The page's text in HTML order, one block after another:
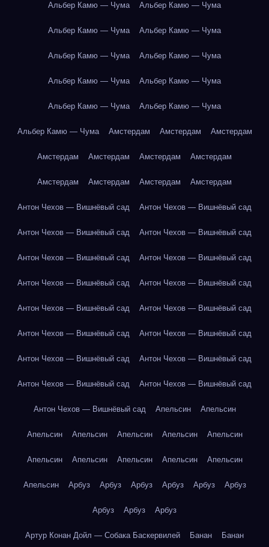
Альбер Камю — Чума Альбер Камю — Чума
Альбер Камю — Чума Альбер Камю — Чума
Альбер Камю — Чума Альбер Камю — Чума
Альбер Камю — Чума Альбер Камю — Чума
Альбер Камю — Чума Альбер Камю — Чума
Альбер Камю — Чума Амстердам Амстердам Амстердам
Амстердам Амстердам Амстердам Амстердам
Амстердам Амстердам Амстердам Амстердам
Антон Чехов — Вишнёвый сад Антон Чехов — Вишнёвый сад
Антон Чехов — Вишнёвый сад Антон Чехов — Вишнёвый сад
Антон Чехов — Вишнёвый сад Антон Чехов — Вишнёвый сад
Антон Чехов — Вишнёвый сад Антон Чехов — Вишнёвый сад
Антон Чехов — Вишнёвый сад Антон Чехов — Вишнёвый сад
Антон Чехов — Вишнёвый сад Антон Чехов — Вишнёвый сад
Антон Чехов — Вишнёвый сад Антон Чехов — Вишнёвый сад
Антон Чехов — Вишнёвый сад Антон Чехов — Вишнёвый сад
Антон Чехов — Вишнёвый сад Апельсин Апельсин
Апельсин Апельсин Апельсин Апельсин Апельсин
Апельсин Апельсин Апельсин Апельсин Апельсин
Апельсин Арбуз Арбуз Арбуз Арбуз Арбуз Арбуз
Арбуз Арбуз Арбуз
Артур Конан Дойл — Собака Баскервилей Банан Банан